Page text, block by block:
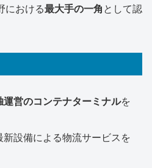
における最大手の一角 として認
運営のコンテナターミナルを
設備による物流サービスを